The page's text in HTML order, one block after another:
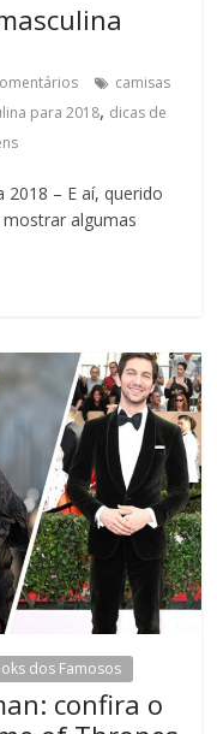
camisas
para 2018, dicas de
2018 – E aí, querido
algumas
dos Famosos
confira o